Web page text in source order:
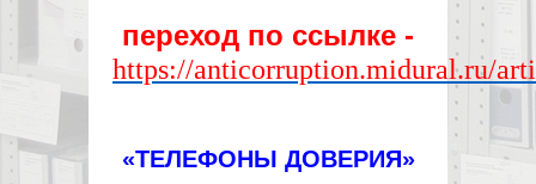
переход по ссылке -
https://anticorruption.midural.ru/
«ТЕЛЕФОНЫ ДОВЕРИЯ»